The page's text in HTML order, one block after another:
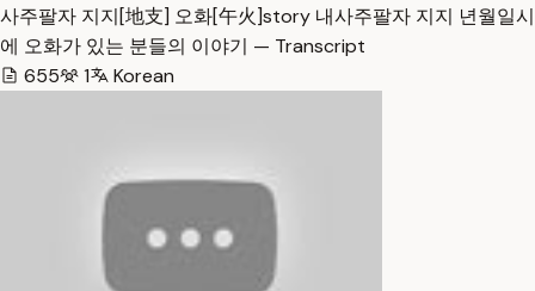
사주팔자 지지[地支] 오화[午火]story 내사주팔자 지지 년월일시
에 오화가 있는 분들의 이야기 — Transcript
655
1 Korean